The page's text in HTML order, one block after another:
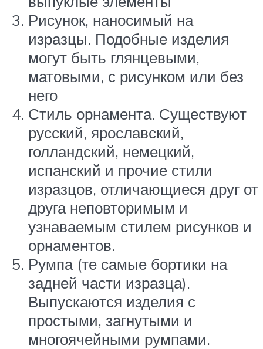
Рисунок, наносимый на
изразцы. Подобные изделия
могут быть глянцевыми,
матовыми, с рисунком или без
него
Стиль орнамента. Существуют
русский, ярославский,
голландский, немецкий,
испанский и прочие стили
изразцов, отличающиеся друг от
друга неповторимым и
узнаваемым стилем рисунков и
орнаментов.
Румпа (те самые бортики на
задней части изразца).
Выпускаются изделия с
простыми, загнутыми и
многоячейными румпами.